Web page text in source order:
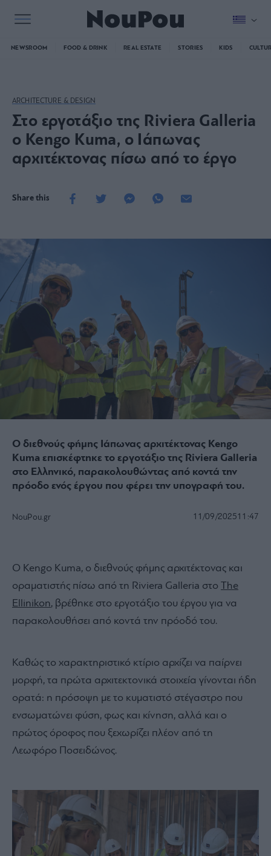
NEWSROOM FOOD & DRINK REAL ESTATE STORIES KIDS
ARCHITECTURE & DESIGN
Στο εργοτάξιο της Riviera Galleria
ο Kengo Kuma, ο Ιάπωνας
αρχιτέκτονας πίσω από το έργο
Share this
Ο διεθνούς φήμης Ιάπωνας αρχιτέκτονας Kengo
Kuma επισκέφτηκε το εργοτάξιο της Riviera Galleria
στο Ελληνικό, παρακολουθώντας από κοντά την
πρόοδο ενός έργου που φέρει την υπογραφή του.
NouPou.gr 11/09/202511:47
Ο Kengo Kuma, ο διεθνούς φήμης αρχιτέκτονας και
οραματιστής πίσω από τη Riviera Galleria στο The
Ellinikon, βρέθηκε στο εργοτάξιο του έργου για να
παρακολουθήσει από κοντά την πρόοδό του.
Καθώς το χαρακτηριστικό κτίριο αρχίζει να παίρνει
μορφή, τα πρώτα αρχιτεκτονικά στοιχεία γίνονται ήδη
ορατά: η πρόσοψη με το κυματιστό στέγαστρο που
ενσωματώνει φύση, φως και κίνηση, αλλά και ο
πρώτος όροφος που ξεχωρίζει πλέον από τη
Λεωφόρο Ποσειδώνος.